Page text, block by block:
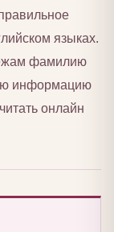
языках.
фамилию
информацию
онлайн